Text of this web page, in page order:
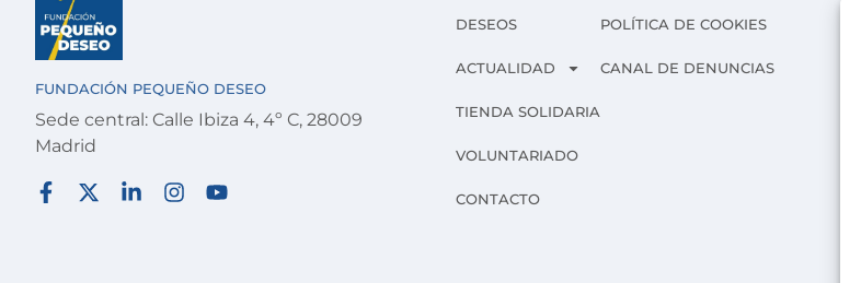
FUNDACIÓN PEQUEÑO DESEO
Sede central: Calle Ibiza 4, 4º C, 28009
Madrid
DESEOS
ACTUALIDAD
TIENDA SOLIDARIA
VOLUNTARIADO
CONTACTO
POLÍTICA DE COOKIES
CANAL DE DENUNCIAS